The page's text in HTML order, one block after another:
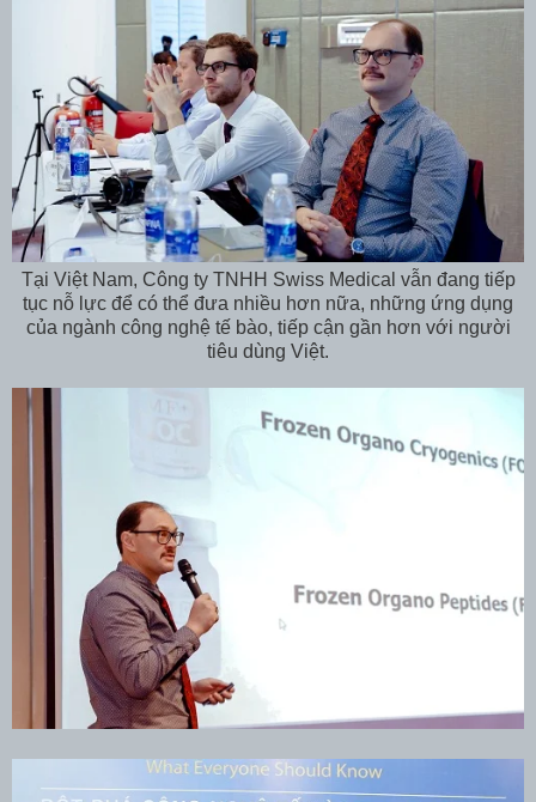
Tại Việt Nam, Công ty TNHH Swiss Medical vẫn đang tiếp
tục nỗ lực để có thể đưa nhiều hơn nữa, những ứng dụng
của ngành công nghệ tế bào, tiếp cận gần hơn với người
tiêu dùng Việt.